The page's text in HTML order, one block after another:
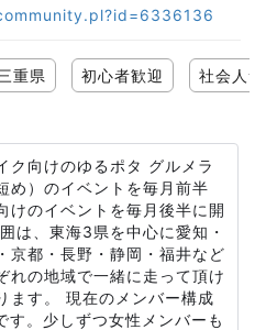
重県 初心者歓迎 社会人
ク向けのゆるポタ グルメラ
め）のイベントを毎月前半
けのイベントを毎月後半に開
は、東海3県を中心に愛知・
京都・長野・静岡・福井など
れの地域で一緒に走って頂け
ます。 現在のメンバー構成
。少しずつ女性メンバーも